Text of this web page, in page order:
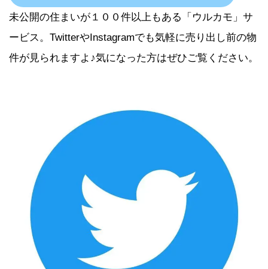
未公開の住まいが１００件以上もある「ウルカモ」サ
ービス。TwitterやInstagramでも気軽に売り出し前の物
件が見られますよ♪気になった方はぜひご覧ください。